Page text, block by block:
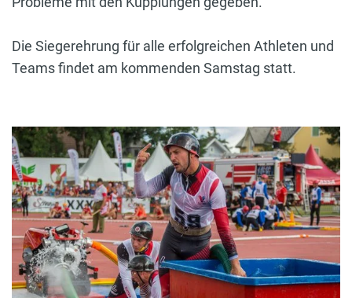
Die Siegerehrung für alle erfolgreichen Athleten und
Teams findet am kommenden Samstag statt.